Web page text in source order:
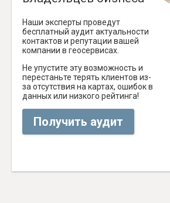
Наши эксперты проведут
бесплатный аудит актуальности
контактов и репутации вашей
компании в геосервисах.
Не упустите эту возможность и
перестаньте терять клиентов из-
за отсутствия на картах, ошибок в
данных или низкого рейтинга!
Получить аудит